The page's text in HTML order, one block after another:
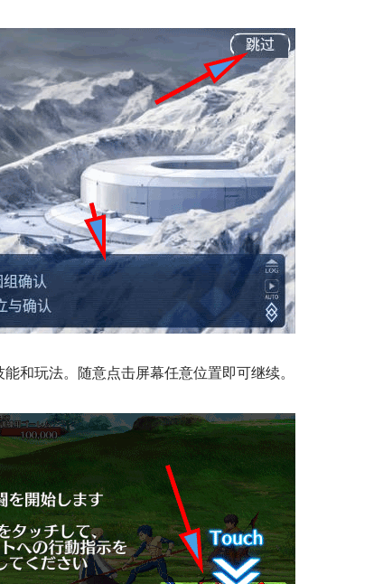
和玩法。随意点击屏幕任意位置即可继续。